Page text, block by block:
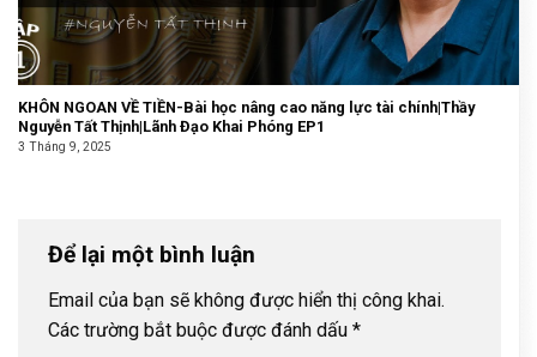
KHÔN NGOAN VỀ TIỀN-Bài học nâng cao năng lực tài chính|Thầy
Nguyễn Tất Thịnh|Lãnh Đạo Khai Phóng EP1
3 Tháng 9, 2025
Để lại một bình luận
Email của bạn sẽ không được hiển thị công khai.
Các trường bắt buộc được đánh dấu *